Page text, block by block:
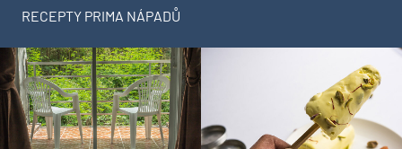
RECEPTY PRIMA NÁPADŮ